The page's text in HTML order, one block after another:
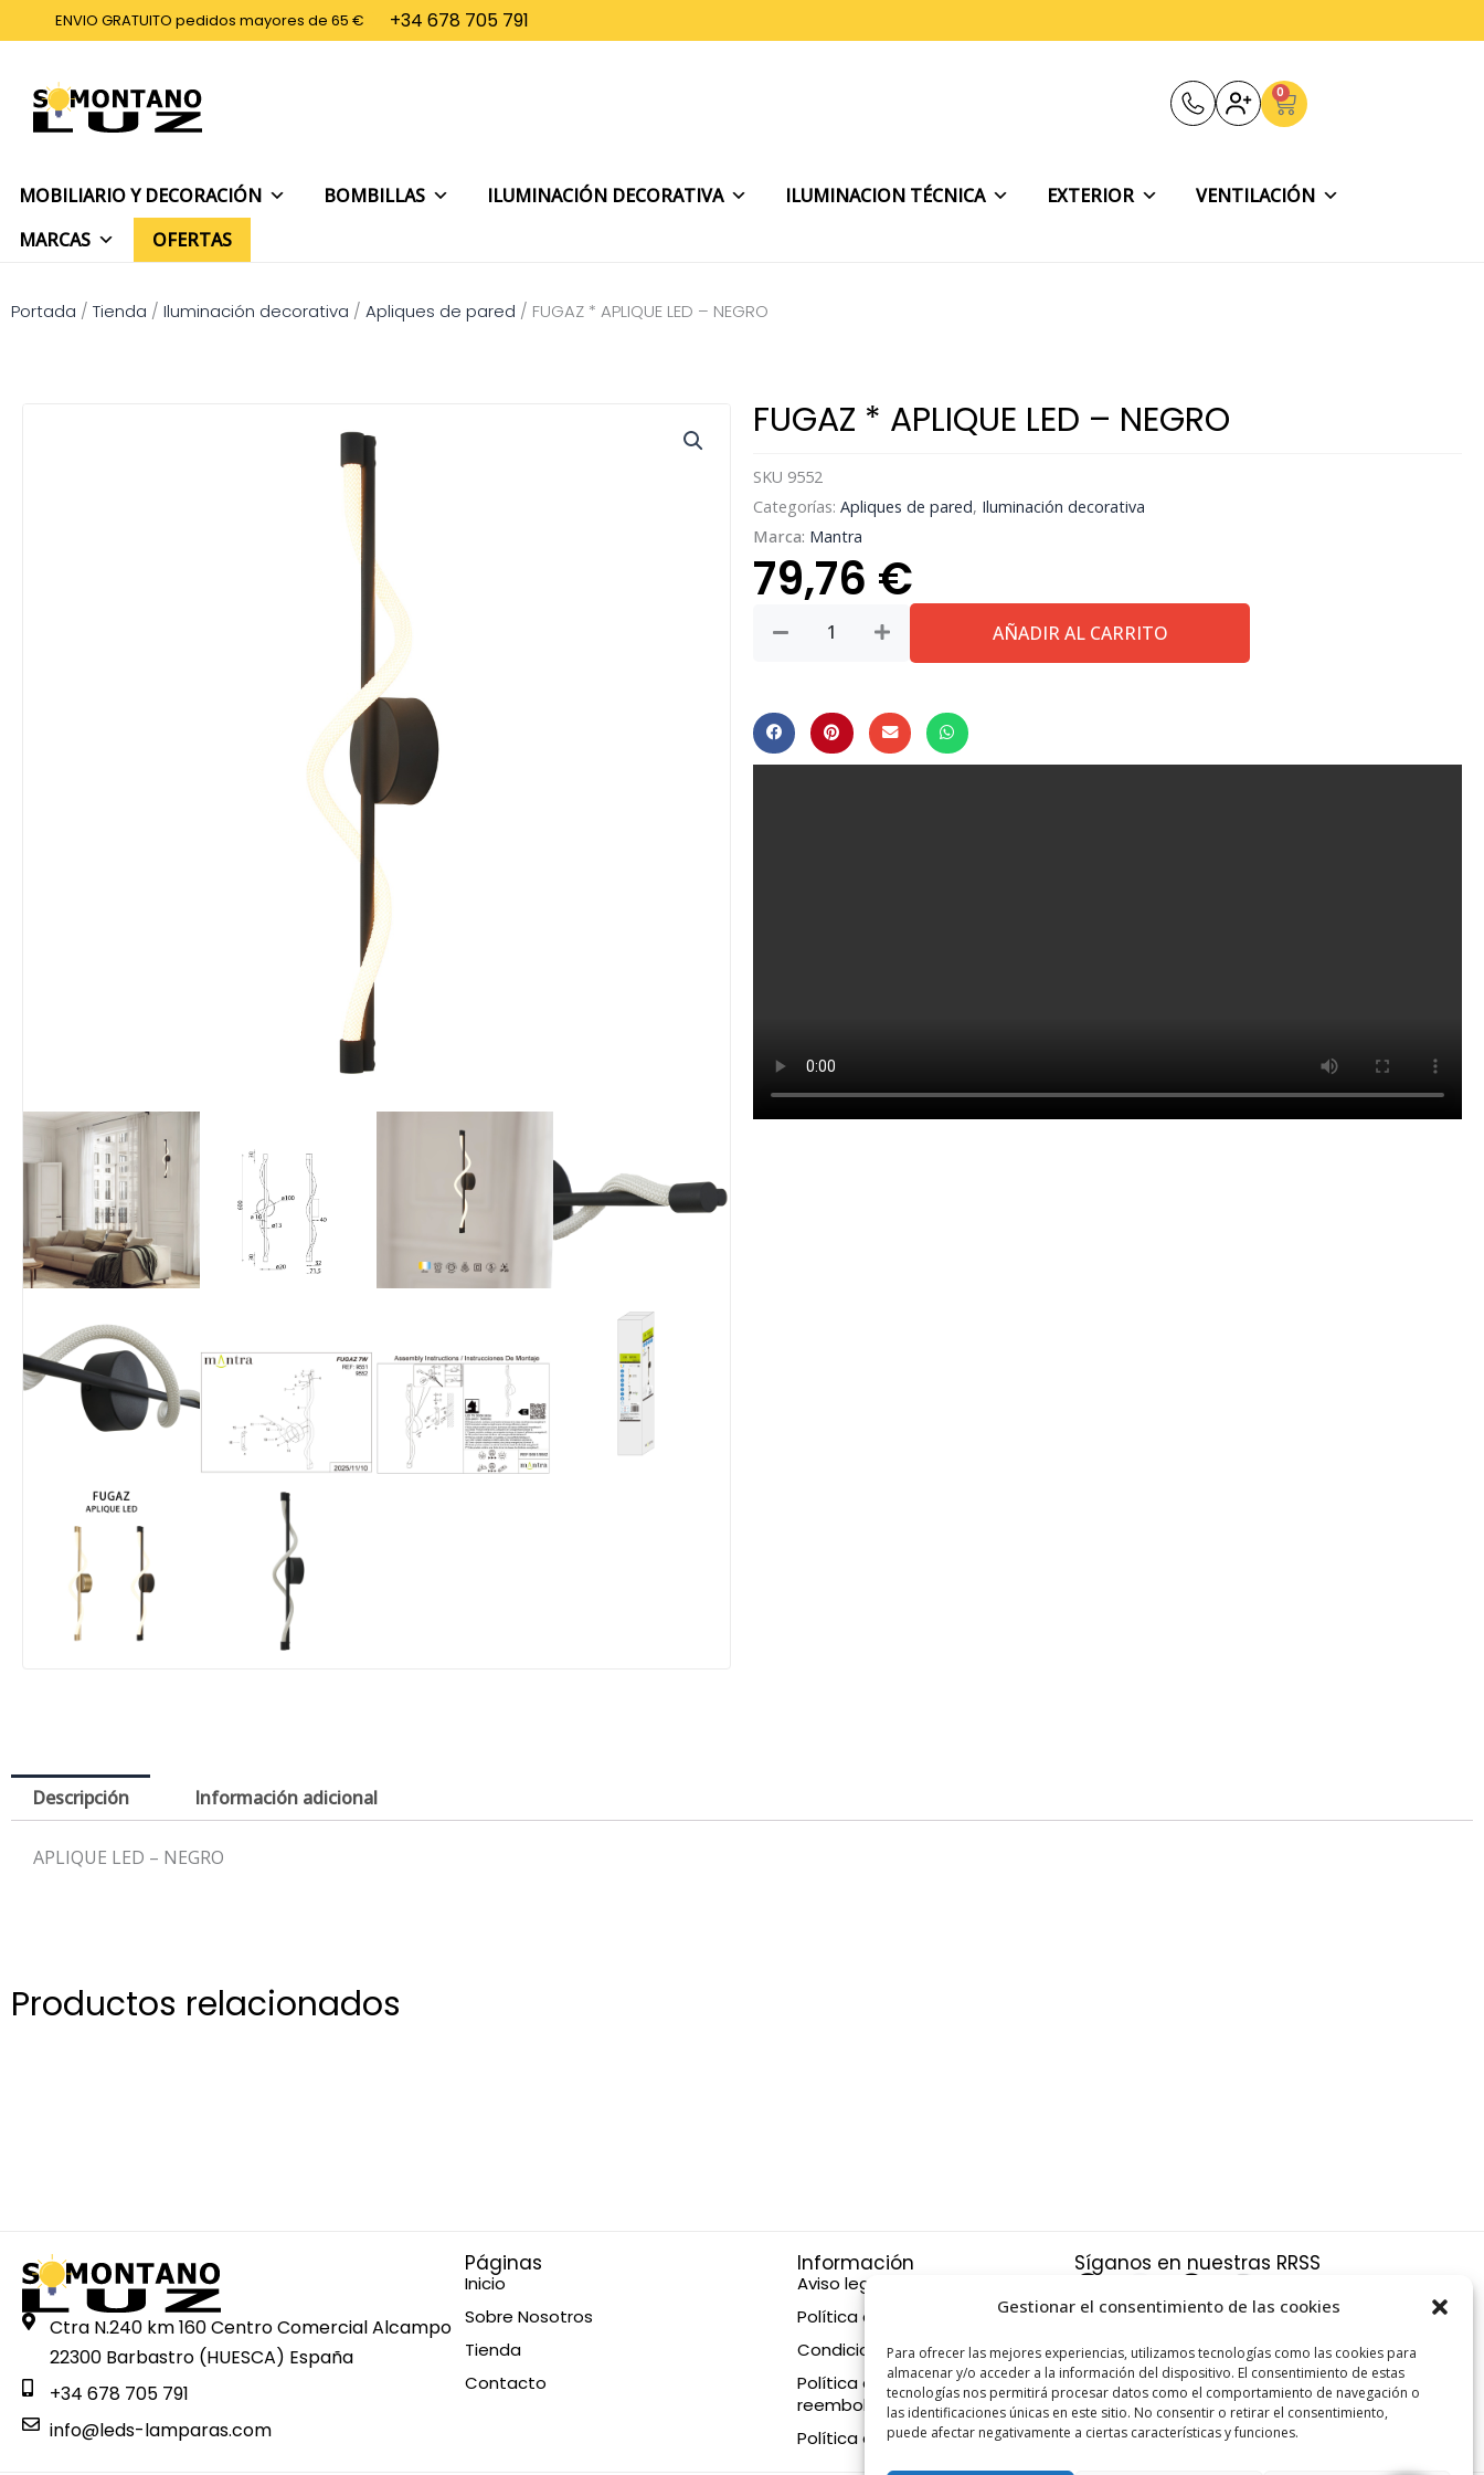
Gestionar el consentimiento de las cookies
Para ofrecer las mejores experiencias, utilizamos tecnologías como las cookies para
almacenar y/o acceder a la información del dispositivo. El consentimiento de estas
tecnologías nos permitirá procesar datos como el comportamiento de navegación o
las identificaciones únicas en este sitio. No consentir o retirar el consentimiento,
puede afectar negativamente a ciertas características y funciones.
al
ENVIO GRATUITO pedidos mayores de 65 € +34 678 705 791
0
Carrito
MOBILIARIO Y DECORACIÓN BOMBILLAS ILUMINACIÓN DECORATIVA ILUMINACION TÉCNICA EXTERIOR
VENTILACIÓN
MARCAS
OFERTAS
Portada / Tienda / Iluminación decorativa / Apliques de pared / FUGAZ * APLIQUE LED – NEGRO
FUGAZ * APLIQUE LED – NEGRO
SKU 9552
Categorías: Apliques de pared, Iluminación decorativa
Marca: Mantra
79,76 €
-
NEGRO
AÑADIR AL CARRITO
Descripción Información adicional
APLIQUE LED – NEGRO
Productos relacionados
Ctra N.240 km 160 Centro Comercial Alcampo
22300 Barbastro (HUESCA) España
+34 678 705 791
info@leds-lamparas.com
Páginas
Inicio
Sobre Nosotros
Tienda
Contacto
Información
Aviso legal
Política de privacidad
Condiciones de compra
Política de devoluciones y
reembolsos
Política de cookies
Síganos en nuestras RRSS
F
a
e
b
o
o
-
t
w
i
t
t
P
i
n
t
e
r
e
I
n
s
t
a
g
r